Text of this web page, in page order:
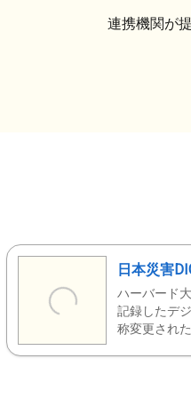
連携機関が
日本災害
ハーバード
記録したデ
称変更された